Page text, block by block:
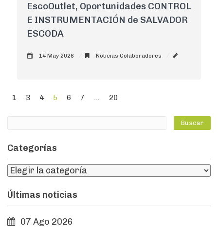
EscoOutlet, Oportunidades CONTROL
E INSTRUMENTACIÓN de SALVADOR
ESCODA
14 May 2026
Noticias Colaboradores
1 3 4 5 6 7 ... 20
Categorías
Últimas noticias
07 Ago 2026